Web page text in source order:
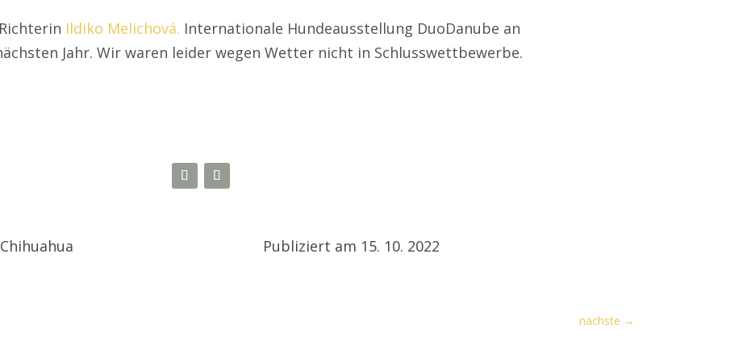
Ildiko Melichová. Internationale Hundeausstellung DuoDanube an
Jahr. Wir waren leider wegen Wetter nicht in Schlusswettbewerbe.
Chihuahua Publiziert am 15. 10. 2022
nächste →